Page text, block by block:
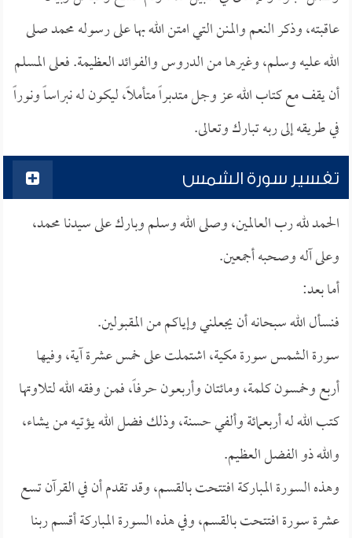
عاقبته، وذكر النعم والمنن التي امتن الله بها على رسوله محمد صلى
الله عليه وسلم، وغيرها من الدروس والفوائد العظيمة. فعلى المسلم
أن يقف مع كتاب الله عز وجل متدبراً متأملاً، ليكون له نبراساً ونوراً
في طريقه إلى ربه تبارك وتعالى.
تفسير سورة الشمس
الحمد لله رب العالمين، وصلى الله وسلم وبارك على سيدنا محمد،
وعلى آله وصحبه أجمعين.
أما بعد:
فنسأل الله سبحانه أن يجعلني وإياكم من المقبولين.
سورة الشمس سورة مكية، اشتملت على خمس عشرة آية، وفيها
أربع وخمسون كلمة، ومائتان وأربعون حرفاً، فمن وفقه الله لتلاوتها
كتب الله له أربعمائة وألفي حسنة، وذلك فضل الله يؤتيه من يشاء،
والله ذو الفضل العظيم.
وهذه السورة المباركة افتتحت بالقسم، وقد تقدم أن في القرآن تسع
عشرة سورة افتتحت بالقسم، وفي هذه السورة المباركة أقسم ربنا